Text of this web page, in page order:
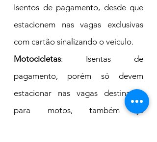
Isentos de pagamento, desde que
estacionem nas vagas exclusivas
com cartão sinalizando o veículo.
Motocicletas: Isentas de
pagamento, porém só devem
estacionar nas vagas destinadas
para motos, também já